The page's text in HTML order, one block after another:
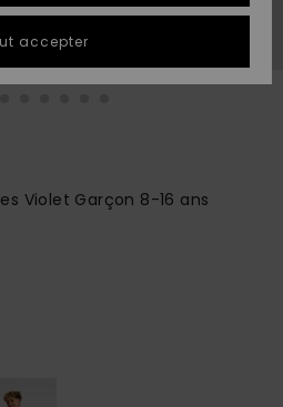
Violet Garçon 8-16 ans
accepter